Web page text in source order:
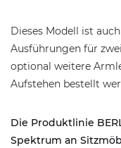
Dieses Modell ist
Ausführungen für
optional weitere
Aufstehen bestellt
Die Produktlinie
Spektrum an